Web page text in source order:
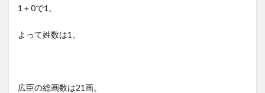
1＋0で1。
よって姓数は1。
広臣の総画数は21画。